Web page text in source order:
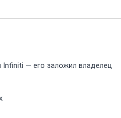
— его заложил владелец